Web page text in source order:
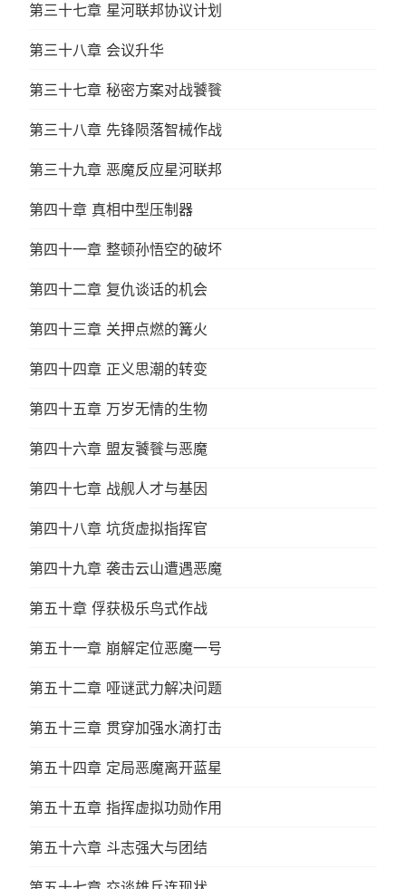
第三十七章 星河联邦协议计划
第三十八章 会议升华
第三十七章 秘密方案对战饕餮
第三十八章 先锋陨落智械作战
第三十九章 恶魔反应星河联邦
第四十章 真相中型压制器
第四十一章 整顿孙悟空的破坏
第四十二章 复仇谈话的机会
第四十三章 关押点燃的篝火
第四十四章 正义思潮的转变
第四十五章 万岁无情的生物
第四十六章 盟友饕餮与恶魔
第四十七章 战舰人才与基因
第四十八章 坑货虚拟指挥官
第四十九章 袭击云山遭遇恶魔
第五十章 俘获极乐鸟式作战
第五十一章 崩解定位恶魔一号
第五十二章 哑谜武力解决问题
第五十三章 贯穿加强水滴打击
第五十四章 定局恶魔离开蓝星
第五十五章 指挥虚拟功勋作用
第五十六章 斗志强大与团结